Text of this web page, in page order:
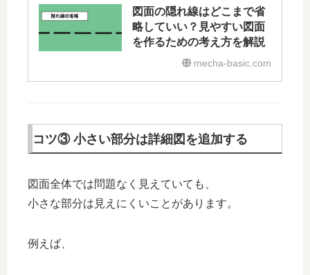
図面の隠れ線はどこまで省
略していい？見やすい図面
を作るための考え方を解説
mecha-basic.com
コツ③ 小さい部分は詳細図を追加する
図面全体では問題なく見えていても、
小さな部分は見えにくいことがあります。
例えば、